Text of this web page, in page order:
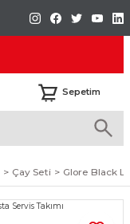
Sepetim
Çay Seti Glore Black